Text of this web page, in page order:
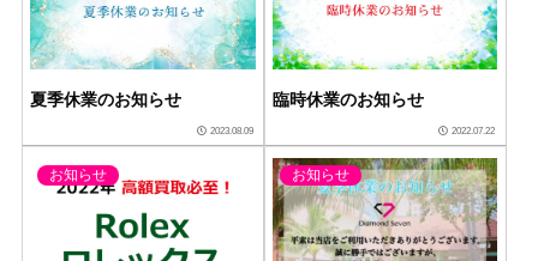
夏季休業のお知らせ
2023.08.09
臨時休業のお知らせ
2022.07.22
お知らせ お知らせ